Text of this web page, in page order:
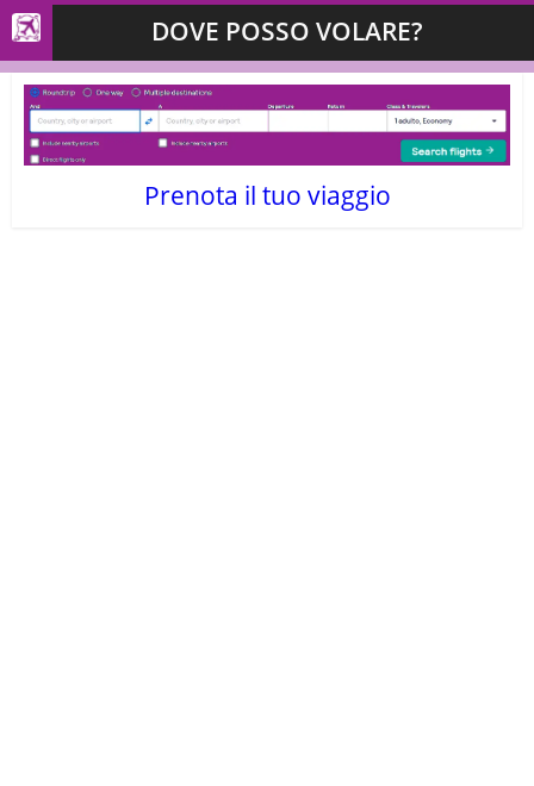
DOVE POSSO VOLARE?
Prenota il tuo viaggio